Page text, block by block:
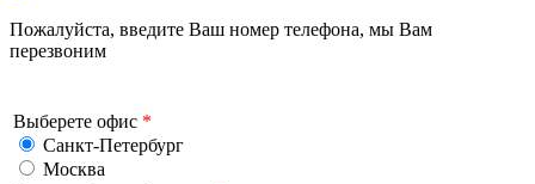
Пожалуйста, введите Ваш номер телефона, мы Вам
перезвоним
Выберете офис *
Санкт-Петербург
Москва